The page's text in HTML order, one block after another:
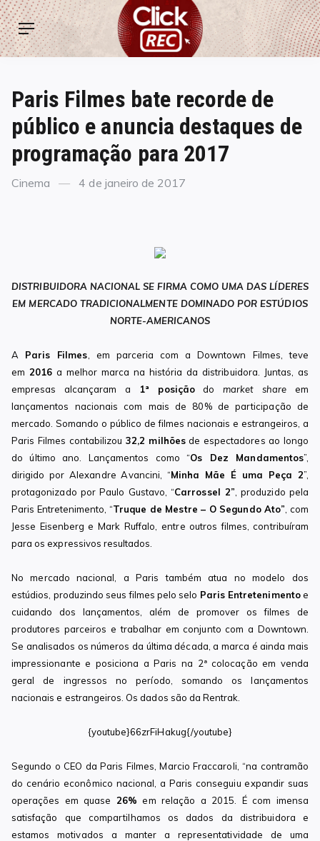
Skip
to
content
ClickREC
Menu
Paris Filmes bate recorde de
público e anuncia destaques de
programação para 2017
Categories
Cinema
Posted
4 de janeiro de 2017
DISTRIBUIDORA NACIONAL SE FIRMA COMO UMA DAS LÍDERES
EM MERCADO TRADICIONALMENTE DOMINADO POR ESTÚDIOS
NORTE-AMERICANOS
A Paris Filmes , em parceria com a Downtown Filmes, teve
em 2016 a melhor marca na história da distribuidora. Juntas, as
empresas alcançaram a
1ª posiçãodomarket share em
lançamentos nacionais com mais de 80% de participação de
mercado. Somando o público de filmes nacionais e estrangeiros, a
Paris Filmes contabilizou 32,2 milhõesde espectadores ao longo
do último ano. Lançamentos como “Os Dez Mandamentos”,
dirigido por Alexandre Avancini, “Minha Mãe É uma Peça 2”,
protagonizado por Paulo Gustavo, “Carrossel 2” , produzido pela
Paris Entretenimento, “Truque de Mestre – O Segundo Ato” , com
Jesse Eisenberg e Mark Ruffalo,
entre outros filmes, contribuíram
para os expressivos resultados.
No mercado nacional, a Paris também atua no modelo dos
estúdios, produzindo seus filmes pelo selo Paris Entretenimentoe
cuidando dos lançamentos, além de promover os filmes de
produtores parceiros e trabalhar em conjunto com a Downtown.
Se analisados os números da última década, a marca é ainda mais
impressionante e posiciona a Paris na 2ª colocação em venda
geral de ingressos no período, somando os lançamentos
nacionais e estrangeiros. Os dados são da Rentrak.
{youtube}66zrFiHakug{/youtube}
Segundo o CEO da Paris Filmes, Marcio Fraccaroli, “na contramão
do cenário econômico nacional, a Paris conseguiu expandir suas
operações em quase 26% em relação a 2015. É com imensa
satisfação que compartilhamos os dados da distribuidora e
estamos motivados a manter a representatividade de uma